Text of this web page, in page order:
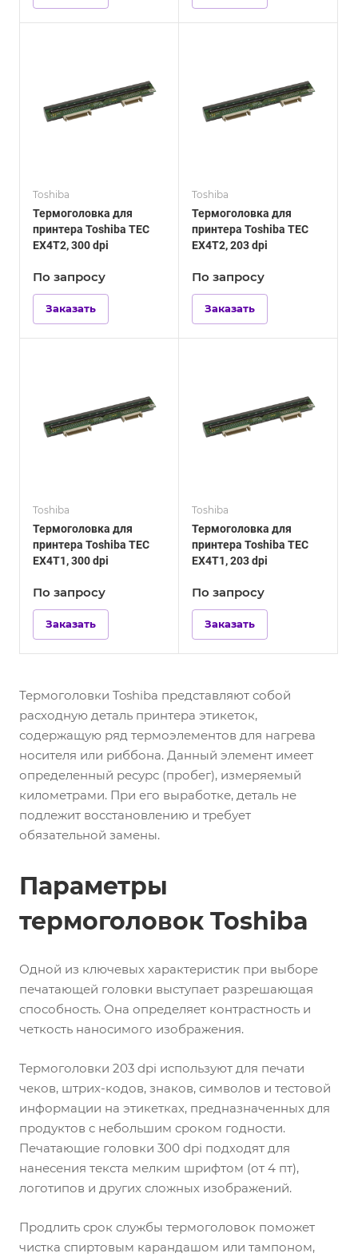
Toshiba
Термоголовка для
принтера Toshiba TEC
EX4T2, 300 dpi
По запросу
Заказать
Toshiba
Термоголовка для
принтера Toshiba TEC
EX4T2, 203 dpi
По запросу
Заказать
Toshiba
Термоголовка для
принтера Toshiba TEC
EX4T1, 300 dpi
По запросу
Заказать
Toshiba
Термоголовка для
принтера Toshiba TEC
EX4T1, 203 dpi
По запросу
Заказать
Термоголовки Toshiba представляют собой
расходную деталь принтера этикеток,
содержащую ряд термоэлементов для нагрева
носителя или риббона. Данный элемент имеет
определенный ресурс (пробег), измеряемый
километрами. При его выработке, деталь не
подлежит восстановлению и требует
обязательной замены.
Параметры
термоголовок Toshiba
Одной из ключевых характеристик при выборе
печатающей головки выступает разрешающая
способность. Она определяет контрастность и
четкость наносимого изображения.
Термоголовки 203 dpi используют для печати
чеков, штрих-кодов, знаков, символов и тестовой
информации на этикетках, предназначенных для
продуктов с небольшим сроком годности.
Печатающие головки 300 dpi подходят для
нанесения текста мелким шрифтом (от 4 пт),
логотипов и других сложных изображений.
Продлить срок службы термоголовок поможет
чистка спиртовым карандашом или тампоном,